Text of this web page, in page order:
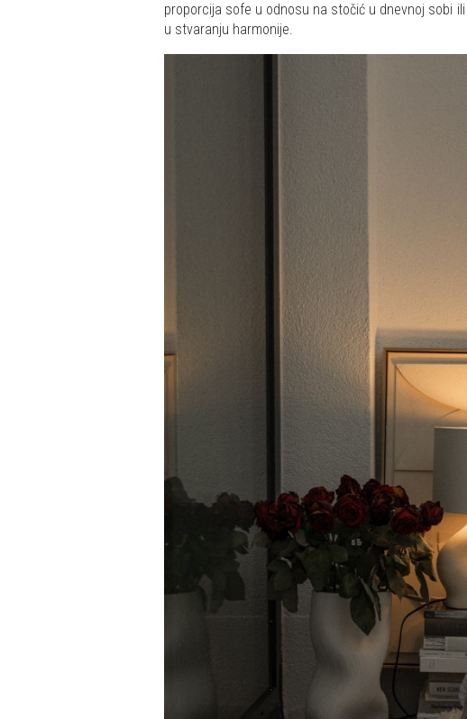
proporcija sofe u odnosu na stočić u dnevnoj sobi
u stvaranju harmonije.